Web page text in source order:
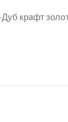
крaфт